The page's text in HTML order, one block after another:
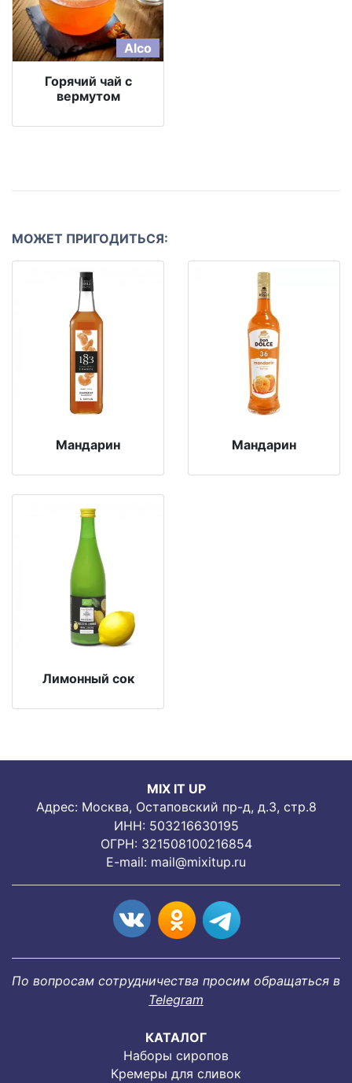
Alco
Горячий чай с
вермутом
МОЖЕТ ПРИГОДИТЬСЯ:
Мандарин Мандарин
Лимонный сок
MIX IT UP
Адрес: Москва, Остаповский пр-д, д.3, стр.8
ИНН: 503216630195
ОГРН: 321508100216854
E-mail: mail@mixitup.ru
По вопросам сотрудничества просим обращаться в
Telegram
КАТАЛОГ
Наборы сиропов
Кремеры для сливок